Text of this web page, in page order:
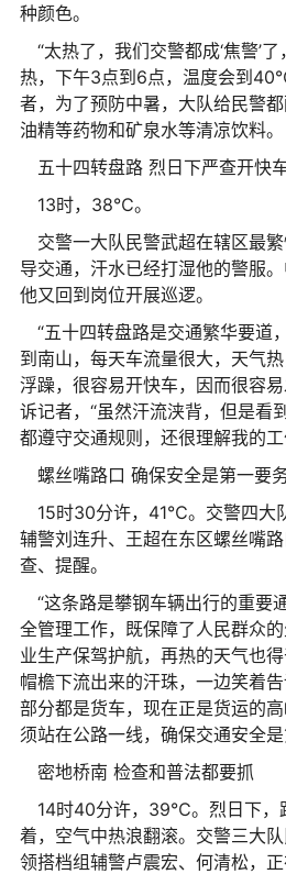
种颜色。
“太热了，我们交警都成‘焦警’
热，下午3点到6点，温度会到
者，为了预防中暑，大队给民警
油精等药物和矿泉水等清凉饮料。
五十四转盘路 烈日下严查开快
13时，38℃。
交警一大队民警武超在辖区最
导交通，汗水已经打湿他的警服。
他又回到岗位开展巡逻。
“五十四转盘路是交通繁华要道
到南山，每天车流量很大，天气
浮躁，很容易开快车，因而很容
诉记者，“虽然汗流浃背，但是看
都遵守交通规则，还很理解我的
螺丝嘴路口 确保安全是第一要
15时30分许，41℃。交警四大
辅警刘连升、王超在东区螺丝嘴
查、提醒。
“这条路是攀钢车辆出行的重要
全管理工作，既保障了人民群众
业生产保驾护航，再热的天气也
帽檐下流出来的汗珠，一边笑着
部分都是货车，现在正是货运的
须站在公路一线，确保交通安全是
密地桥南 检查和普法都要抓
14时40分许，39℃。烈日下，
着，空气中热浪翻滚。交警三大
领搭档组辅警卢震宏、何清松，